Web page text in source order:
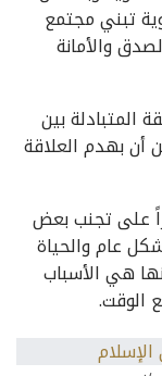
تبني مجتمع
والأمانة
المتبادلة بين
أن بهدم العلاقة
على تجنب بعض
عام والحياة
هي الأسباب
الوقت.